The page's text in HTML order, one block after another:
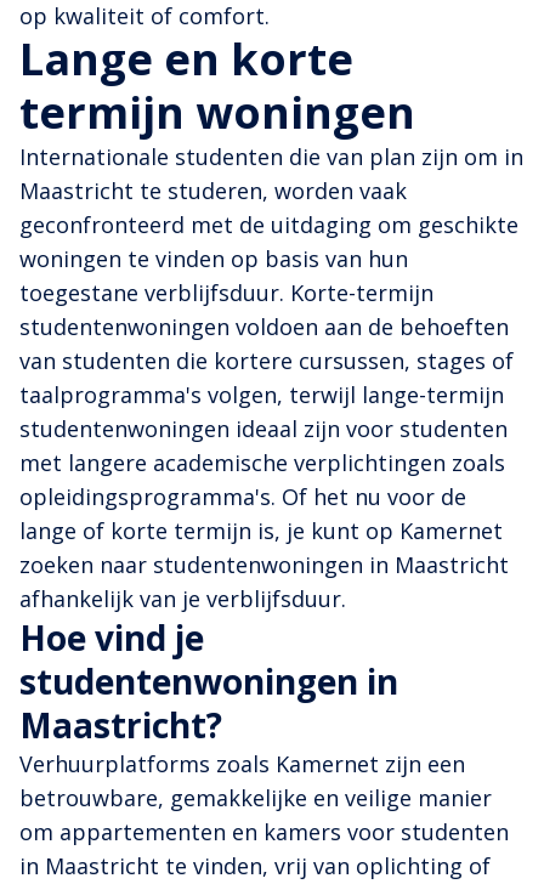
op kwaliteit of comfort.
Lange en korte
termijn woningen
Internationale studenten die van plan zijn om in
Maastricht te studeren, worden vaak
geconfronteerd met de uitdaging om geschikte
woningen te vinden op basis van hun
toegestane verblijfsduur. Korte-termijn
studentenwoningen voldoen aan de behoeften
van studenten die kortere cursussen, stages of
taalprogramma's volgen, terwijl lange-termijn
studentenwoningen ideaal zijn voor studenten
met langere academische verplichtingen zoals
opleidingsprogramma's. Of het nu voor de
lange of korte termijn is, je kunt op Kamernet
zoeken naar studentenwoningen in Maastricht
afhankelijk van je verblijfsduur.
Hoe vind je
studentenwoningen in
Maastricht?
Verhuurplatforms zoals Kamernet zijn een
betrouwbare, gemakkelijke en veilige manier
om appartementen en kamers voor studenten
in Maastricht te vinden, vrij van oplichting of